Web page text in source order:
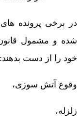
در برخی پرونده های
شده و مشمول
خود را از دست بدهند:
وقوع آتش سوزی،
زلزله،